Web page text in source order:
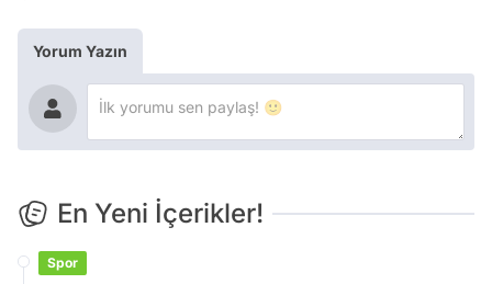
Yorum Yazın
En Yeni İçerikler!
Spor